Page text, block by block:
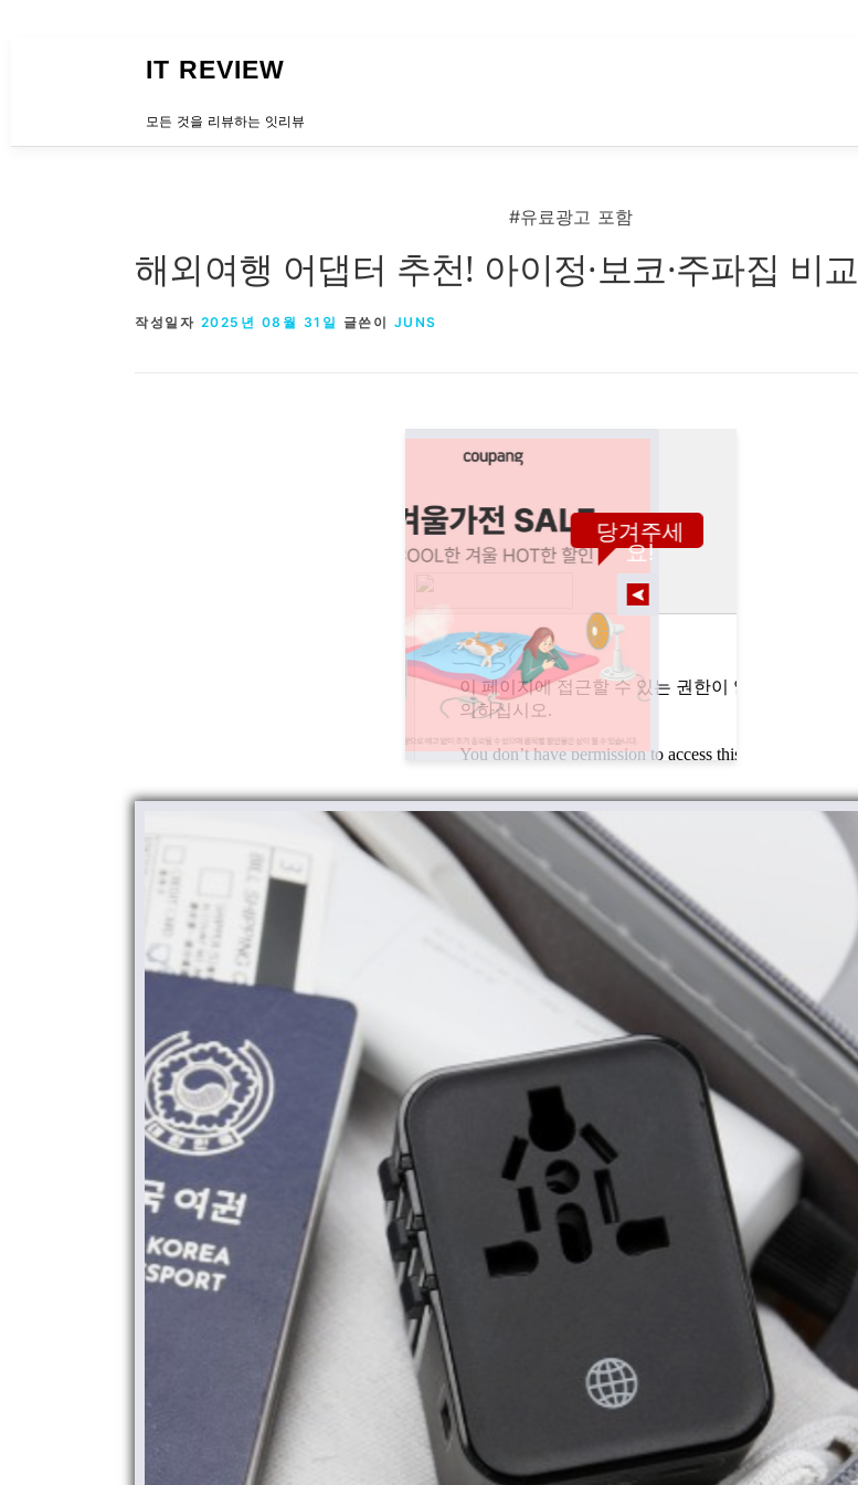
IT REVIEW
모든 것을 리뷰하는 잇리뷰
#유료광고 포함
해외여행 어댑터 추천! 아이정·보코·주파집 비교
작성일자 2025년 08월 31일 글쓴이 JUNS
당겨주세
요!